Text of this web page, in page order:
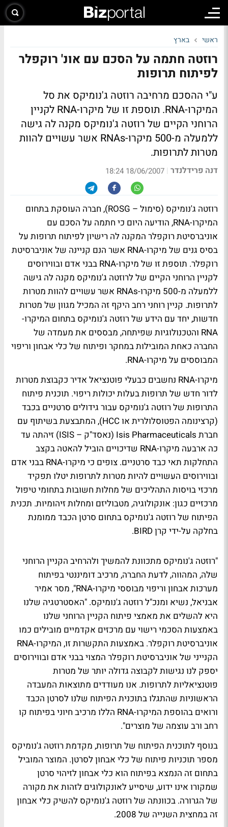
ראשי בארץ
רוזטה חתמה על הסכם עם אונ' רוקפלר
לפיתוח תרופות
ע"י ההסכם מרחיבה רוזטה ג'נומיקס את סל
המיקרו-RNA. תוספת זו של מיקרו-RNA לקניין
הרוחני הקיים של רוזטה ג'נומיקס מקנה לה גישה
ללמעלה מ-500 מיקרו-RNAs אשר עשויים להוות
מטרות לתרופות.
דנה פרידלנדר |
18/06/2007 18:24
רוזטה ג'נומיקס (סימול – ROSG), חברה העוסקת בתחום
המיקרו-RNA, הודיעה היום כי חתמה על הסכם עם
אוניברסיטת רוקפלר המקנה לה רישיון לפיתוח תרופות על
בסיס גנים של מיקרו-RNA אשר הנם קניינה של אוניברסיטת
רוקפלר. תוספת זו של מיקרו-RNA בבני אדם ובווירוסים
לקניין הרוחני הקיים של לרוזטה ג'נומיקס מקנה לה גישה
ללמעלה מ-500 מיקרו-RNAs אשר עשויים להוות מטרות
לתרופות. קניין רוחני רחב היקף זה המכיל מגוון של מטרות
חדשות, יחד עם הידע של רוזטה ג'נומיקס בתחום המיקרו-
RNA והטכנולוגיות שפיתחה, מבססים את מעמדה של
החברה כאחת המובילות במחקר ופיתוח של כלי אבחון וריפוי
המבוססים על מיקרו-RNA.
מיקרו-RNA נחשבים כבעלי פוטנציאל אדיר כקבוצת מטרות
לדור חדש של תרופות בעלות יכולות ריפוי. תוכנית פיתוח
התרופות של רוזטה ג'נומיקס עבור גידולים סרטניים בכבד
(קרצינומה הפטוסלולרית או HCC), המתבצעת בשיתוף עם
חברת Isis Pharmaceuticals (נאסד"ק – ISIS) זיהתה עד
כה ארבעה מיקרו-RNA שדיכויים הוביל להאטה בקצב
התחלקות תאי כבד סרטניים. צופים כי מיקרו-RNA בבני אדם
ובווירוסים העשויים להיות מטרות לתרופות יטלו תפקיד
מרכזי בויסות התהליכים של מחלות חשובות בתחומי טיפול
מרכזיים כגון: אונקולוגיה, מטבוליזם ומחלות זיהומיות. תכנית
הפיתוח של רוזטה ג'נומיקס בתחום סרטן הכבד ממומנת
בחלקה על-ידי קרן BIRD.
"רוזטה ג'נומיקס מתכוונת להמשיך ולהרחיב הקניין הרוחני
שלה, המהווה, לדעת החברה, מרכיב דומיננטי בפיתוח
מערכות אבחון וריפוי מבוססי מיקרו-RNA", מסר אמיר
אבניאל, נשיא ומנכ"ל רוזטה ג'נומיקס. "האסטרטגיה שלנו
היא להשלים את מאמצי פיתוח הקניין הרוחני שלנו
באמצעות הסכמי רישוי עם מרכזים אקדמיים מובילים כמו
אוניברסיטת רוקפלר. באמצעות התקשרות זו, המיקרו-RNA
הקנייני של אוניברסיטת רוקפלר המצוי בבני אדם ובווירוסים
יספק לנו נגישות לקבוצה גדולה יותר של מטרות
פוטנציאליות לתרופות. אנו מעודדים מתוצאות המעבדה
הראשוניות שהתגלו בתוכנית הפיתוח שלנו לסרטן הכבד
ורואים בהוספת המיקרו-RNA הללו מרכיב חיוני בפיתוח קו
רחב ורב עוצמה של מוצרים".
בנוסף לתוכנית הפיתוח של תרופות, מקדמת רוזטה ג'נומיקס
מספר תוכניות פיתוח של כלי אבחון לסרטן. המוצר המוביל
בתחום זה הנמצא בפיתוח הוא כלי אבחון לזיהוי סרטן
שמקורו אינו ידוע, שיסייע לאונקולוגים לזהות את מקורה
של הגרורה. בכוונתה של רוזטה ג'נומיקס להשיק כלי אבחון
זה במחצית השנייה של 2008.